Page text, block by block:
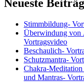
Neueste
Stimmbildung-
Überwindung von
Vortragsvideo
Beschaulich-
Schutzmantra-
Chakra-
und Mantras-